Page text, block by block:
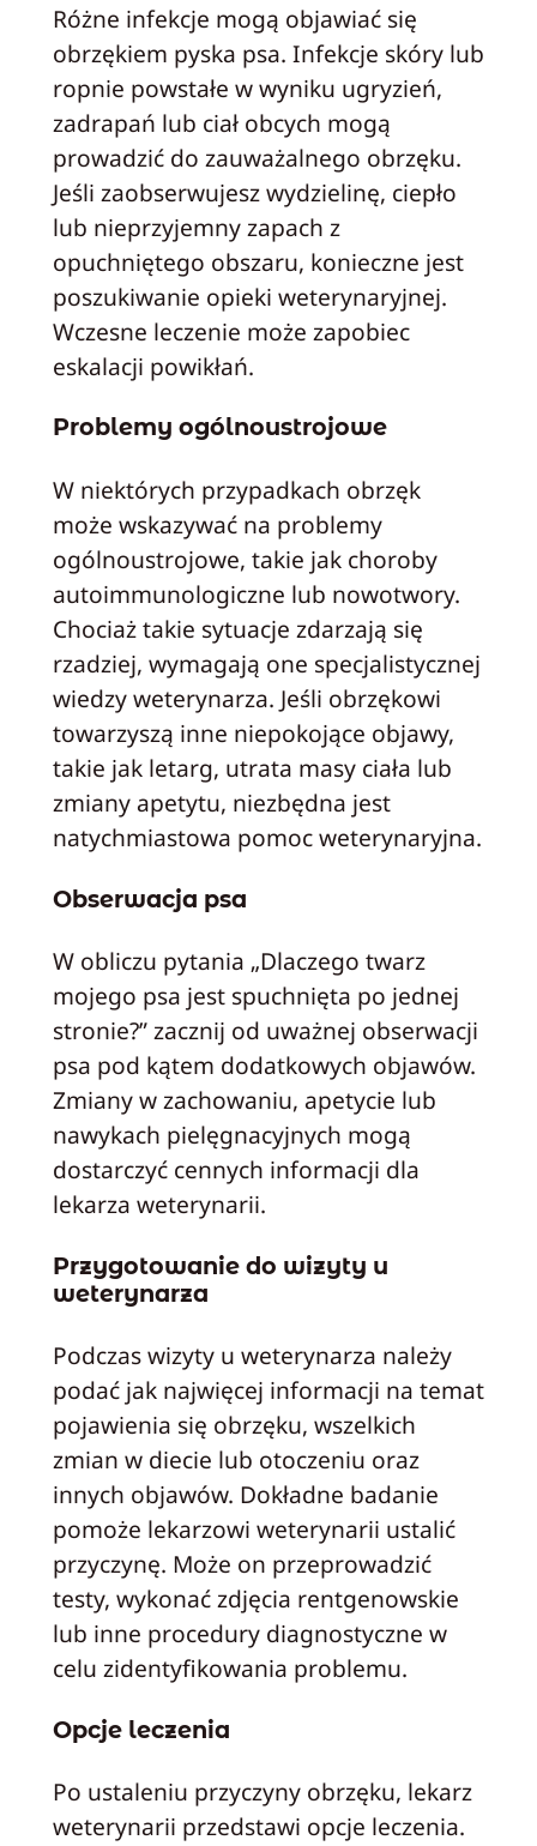
Różne infekcje mogą objawiać się
obrzękiem pyska psa. Infekcje skóry lub
ropnie powstałe w wyniku ugryzień,
zadrapań lub ciał obcych mogą
prowadzić do zauważalnego obrzęku.
Jeśli zaobserwujesz wydzielinę, ciepło
lub nieprzyjemny zapach z
opuchniętego obszaru, konieczne jest
poszukiwanie opieki weterynaryjnej.
Wczesne leczenie może zapobiec
eskalacji powikłań.
Problemy ogólnoustrojowe
W niektórych przypadkach obrzęk
może wskazywać na problemy
ogólnoustrojowe, takie jak choroby
autoimmunologiczne lub nowotwory.
Chociaż takie sytuacje zdarzają się
rzadziej, wymagają one specjalistycznej
wiedzy weterynarza. Jeśli obrzękowi
towarzyszą inne niepokojące objawy,
takie jak letarg, utrata masy ciała lub
zmiany apetytu, niezbędna jest
natychmiastowa pomoc weterynaryjna.
Obserwacja psa
W obliczu pytania „Dlaczego twarz
mojego psa jest spuchnięta po jednej
stronie?” zacznij od uważnej obserwacji
psa pod kątem dodatkowych objawów.
Zmiany w zachowaniu, apetycie lub
nawykach pielęgnacyjnych mogą
dostarczyć cennych informacji dla
lekarza weterynarii.
Przygotowanie do wizyty u
weterynarza
Podczas wizyty u weterynarza należy
podać jak najwięcej informacji na temat
pojawienia się obrzęku, wszelkich
zmian w diecie lub otoczeniu oraz
innych objawów. Dokładne badanie
pomoże lekarzowi weterynarii ustalić
przyczynę. Może on przeprowadzić
testy, wykonać zdjęcia rentgenowskie
lub inne procedury diagnostyczne w
celu zidentyfikowania problemu.
Opcje leczenia
Po ustaleniu przyczyny obrzęku, lekarz
weterynarii przedstawi opcje leczenia.